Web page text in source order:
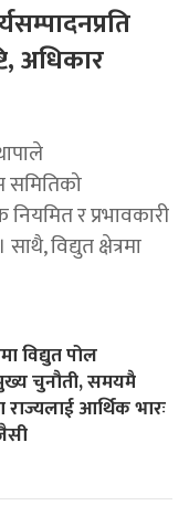
अधिकार
समितिको
र प्रभावकारी
विद्युत क्षेत्रमा
विद्युत पोल
चुनौती, समयमै
आर्थिक भारः